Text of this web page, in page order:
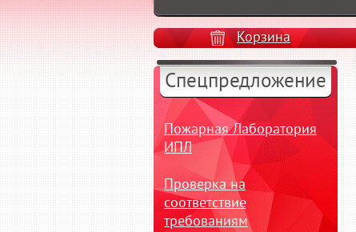
Корзина
Спецпредложение
Пожарная Лаборатория
ИПЛ
Проверка на
соответствие
требованиям